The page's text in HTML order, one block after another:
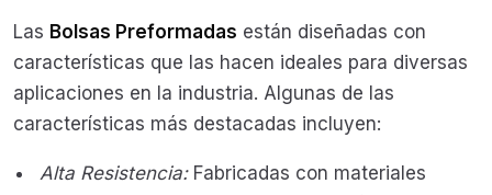
Las Bolsas Preformadas están diseñadas con
características que las hacen ideales para diversas
aplicaciones en la industria. Algunas de las
características más destacadas incluyen:
Alta Resistencia:Fabricadas con materiales